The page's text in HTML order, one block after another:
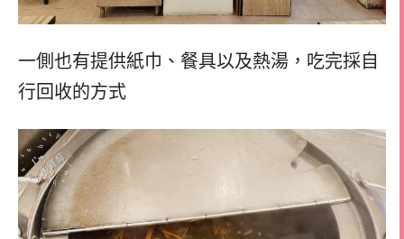
一側也有提供紙巾、餐具以及熱湯， 吃完採自
行回收的方式